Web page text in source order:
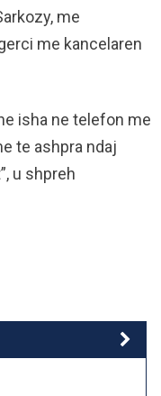
me
me kancelaren
isha ne telefon me
te ashpra ndaj
u shpreh